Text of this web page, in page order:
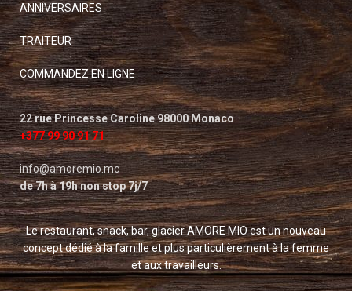
ANNIVERSAIRES
TRAITEUR
COMMANDEZ EN LIGNE
22 rue Princesse Caroline 98000 Monaco
+377 99 90 91 71
info@amoremio.mc
de 7h à 19h non stop 7j/7
Le restaurant, snack, bar, glacier AMORE MIO est un nouveau
concept dédié à la famille et plus particulièrement à la femme
et aux travailleurs.